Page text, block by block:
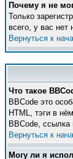
Почему я не
Только
всего, у вас нет
Вернуться к
Что такое
BBCode это
HTML, тэги в
BBCode,
Вернуться к
Могу ли я